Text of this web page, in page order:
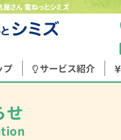
さん 電ねっとシミズ
プ サービス紹介
せ